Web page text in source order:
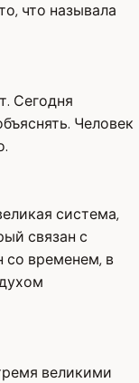
что называла
Сегодня
Человек
система,
связан с
со временем, в
великими